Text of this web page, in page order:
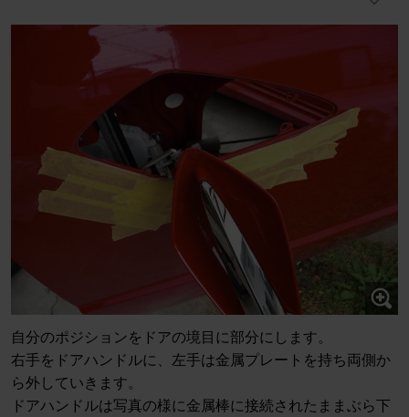
自分のポジションをドアの境目に部分にします。
右手をドアハンドルに、左手は金属プレートを持ち両側か
ら外していきます。
ドアハンドルは写真の様に金属棒に接続されたままぶら下